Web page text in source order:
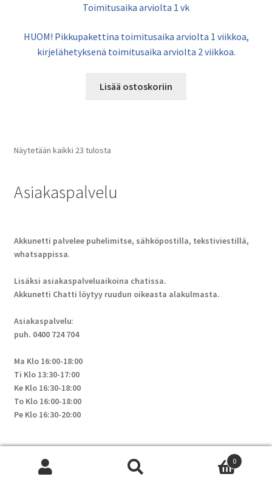
Toimitusaika arviolta 1 vk
HUOM! Pikkupakettina toimitusaika arviolta 1 viikkoa,
kirjelähetyksenä toimitusaika arviolta 2 viikkoa.
Lisää ostoskoriin
Näytetään kaikki 23 tulosta
Asiakaspalvelu
Akkunetti palvelee puhelimitse, sähköpostilla, tekstiviestillä,
whatsappissa.
Lisäksi asiakaspalveluaikoina chatissa.
Akkunetti Chatti löytyy ruudun oikeasta alakulmasta.
Asiakaspalvelu:
puh. 0400 724 704
Ma Klo 16:00-18:00
Ti Klo 13:30-17:00
Ke Klo 16:30-18:00
To Klo 16:00-18:00
Pe Klo 16:30-20:00
Muina aikoina otathan yhteyttä sähköpostilla, tektiviestillä tai
whatsappissa.
0